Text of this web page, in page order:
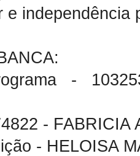
e
-
- FABRICIA
- HELOISA